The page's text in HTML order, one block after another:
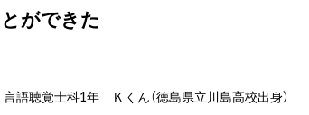
とができた
言語聴覚士科1年 Ｋくん（徳島県立川島高校出身）